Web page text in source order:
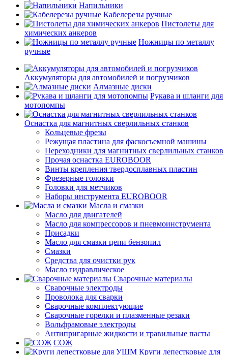
Напильники
Кабелерезы ручные
Пистолеты для
химических анкеров
Ножницы по металлу
ручные
Аккумуляторы для автомобилей и погрузчиков
Алмазные диски
Рукава и шланги для
мотопомпы
Оснастка для магнитных сверлильных станков
Кольцевые фрезы
Режущая пластина для фаскосъемной машины
Переходники для магнитных сверлильных станков
Прочая оснастка EUROBOOR
Винты крепления твердосплавных пластин
Фрезерные головки
Головки для метчиков
Наборы инструмента EUROBOOR
Масла и смазки
Масло для двигателей
Масло для компрессоров и пневмоинструмента
Присадки
Масло для смазки цепи бензопил
Смазки
Средства для очистки рук
Масло гидравлическое
Сварочные материалы
Сварочные электроды
Проволока для сварки
Сварочные комплектующие
Сварочные горелки и плазменные резаки
Вольфрамовые электроды
Антипригарные жидкости и травильные пасты
СОЖ
Круги лепестковые для